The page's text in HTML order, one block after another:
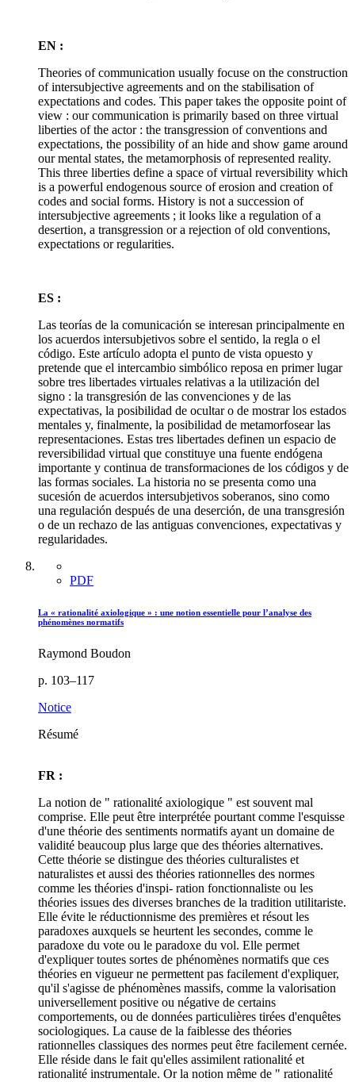
EN :
Theories of communication usually focuse on the construction
of intersubjective agreements and on the stabilisation of
expectations and codes. This paper takes the opposite point of
view : our communication is primarily based on three virtual
liberties of the actor : the transgression of conventions and
expectations, the possibility of an hide and show game around
our mental states, the metamorphosis of represented reality.
This three liberties define a space of virtual reversibility which
is a powerful endogenous source of erosion and creation of
codes and social forms. History is not a succession of
intersubjective agreements ; it looks like a regulation of a
desertion, a transgression or a rejection of old conventions,
expectations or regularities.
ES :
Las teorías de la comunicación se interesan principalmente en
los acuerdos intersubjetivos sobre el sentido, la regla o el
código. Este artículo adopta el punto de vista opuesto y
pretende que el intercambio simbólico reposa en primer lugar
sobre tres libertades virtuales relativas a la utilización del
signo : la transgresión de las convenciones y de las
expectativas, la posibilidad de ocultar o de mostrar los estados
mentales y, finalmente, la posibilidad de metamorfosear las
representaciones. Estas tres libertades definen un espacio de
reversibilidad virtual que constituye una fuente endógena
importante y continua de transformaciones de los códigos y de
las formas sociales. La historia no se presenta como una
sucesión de acuerdos intersubjetivos soberanos, sino como
una regulación después de una deserción, de una transgresión
o de un rechazo de las antiguas convenciones, expectativas y
regularidades.
PDF
La « rationalité axiologique » : une notion essentielle pour l’analyse des
phénomènes normatifs
Raymond Boudon
p. 103–117
Notice
Résumé
FR :
La notion de " rationalité axiologique " est souvent mal
comprise. Elle peut être interprétée pourtant comme l'esquisse
d'une théorie des sentiments normatifs ayant un domaine de
validité beaucoup plus large que des théories alternatives.
Cette théorie se distingue des théories culturalistes et
naturalistes et aussi des théories rationnelles des normes
comme les théories d'inspi- ration fonctionnaliste ou les
théories issues des diverses branches de la tradition utilitariste.
Elle évite le réductionnisme des premières et résout les
paradoxes auxquels se heurtent les secondes, comme le
paradoxe du vote ou le paradoxe du vol. Elle permet
d'expliquer toutes sortes de phénomènes normatifs que ces
théories en vigueur ne permettent pas facilement d'expliquer,
qu'il s'agisse de phénomènes massifs, comme la valorisation
universellement positive ou négative de certains
comportements, ou de données particulières tirées d'enquêtes
sociologiques. La cause de la faiblesse des théories
rationnelles classiques des normes peut être facilement cernée.
Elle réside dans le fait qu'elles assimilent rationalité et
rationalité instrumentale. Or la notion même de " rationalité